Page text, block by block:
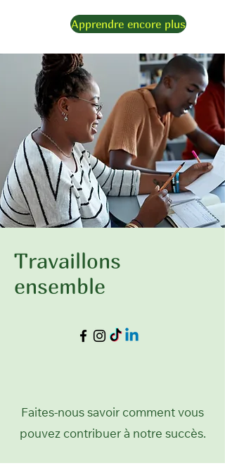
Apprendre encore plus
Travaillons
ensemble
Faites-nous savoir comment vous
pouvez contribuer à notre succès.